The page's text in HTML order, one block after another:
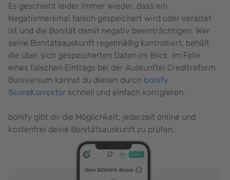
Es geschieht leider immer wieder, dass ein
Negativmerkmal falsch gespeichert wird oder veraltet
ist und die Bonität damit negativ beeinträchtigen. Wer
seine Bonitätsauskunft regelmäßig kontrolliert, behält
die über sich gespeicherten Daten im Blick. Im Falle
eines falschen Eintrags bei der Auskunftei Creditreform
Boniversum kannst du diesen durch bonify
ScoreKorrektor schnell und einfach korrigieren.
bonify gibt dir die Möglichkeit, jederzeit online und
kostenfrei deine Bonitätsauskunft zu prüfen.